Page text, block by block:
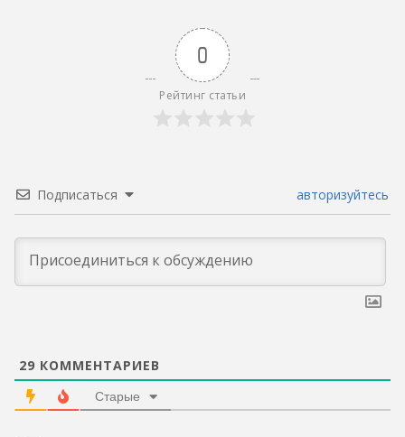
0
Рейтинг статьи
Подписаться авторизуйтесь
29 КОММЕНТАРИЕВ
Старые